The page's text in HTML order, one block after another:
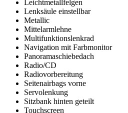
Leichtmetallfelgen
Lenksäule einstellbar
Metallic
Mittelarmlehne
Multifunktionslenkrad
Navigation mit Farbmonitor
Panoramaschiebedach
Radio/CD
Radiovorbereitung
Seitenairbags vorne
Servolenkung
Sitzbank hinten geteilt
Touchscreen